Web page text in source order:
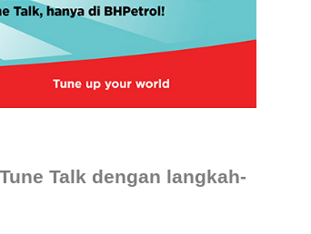
Talk dengan langkah-